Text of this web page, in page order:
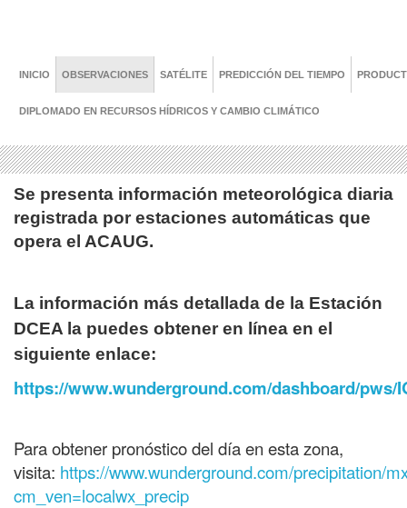
INICIO OBSERVACIONES SATÉLITE PREDICCIÓN DEL TIEMPO
DIPLOMADO EN RECURSOS HÍDRICOS Y CAMBIO CLIMÁTICO
Se presenta información meteorológica diaria
registrada por estaciones automáticas que
opera el ACAUG.
La información más detallada de la Estación
DCEA la puedes obtener en línea en el
siguiente enlace:
https://www.wunderground.com/dashboard/pws/
Para obtener pronóstico del día en esta zona,
visita: https://www.wunderground.com/precipitation/
cm_ven=localwx_precip